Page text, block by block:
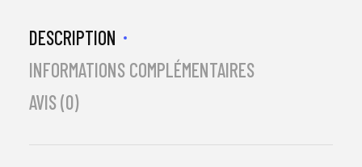
DESCRIPTION
INFORMATIONS COMPLÉMENTAIRES
AVIS (0)